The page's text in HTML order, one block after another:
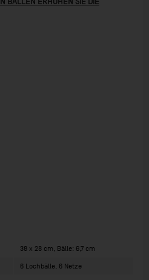
38 x 28 cm, Bälle: 6,7 cm
6 Lochbälle, 6 Netze